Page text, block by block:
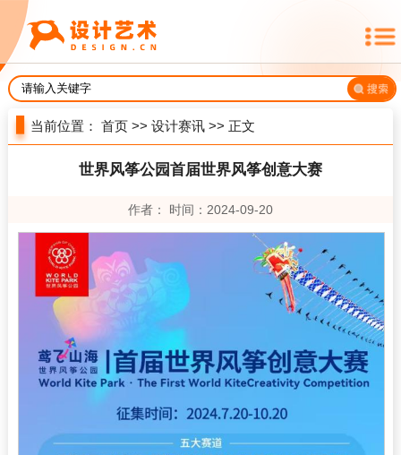
当前位置：首页 >>设计赛讯 >> 正文
世界风筝公园首届世界风筝创意大赛
作者： 时间：2024-09-20